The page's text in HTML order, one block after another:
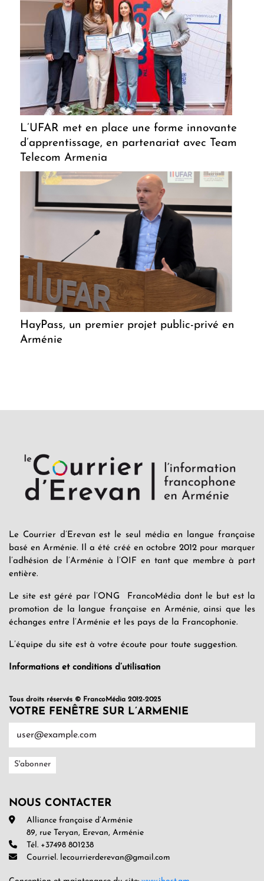
L’UFAR met en place une forme innovante
d’apprentissage, en partenariat avec Team
Telecom Armenia
HayPass, un premier projet public-privé en
Arménie
Le Courrier d’Erevan est le seul média en langue française
basé en Arménie. Il a été créé en octobre 2012 pour marquer
l’adhésion de l’Arménie à l’OIF en tant que membre à part
entière.
Le site est géré par l’ONG FrancoMédia dont le but est la
promotion de la langue française en Arménie, ainsi que les
échanges entre l’Arménie et les pays de la Francophonie.
L’équipe du site est à votre écoute pour toute suggestion.
Informations et conditions d’utilisation
Tous droits réservés © FrancoMédia 2012-2025
VOTRE FENÊTRE SUR L’ARMENIE
NOUS CONTACTER
Alliance française d’Arménie
89, rue Teryan, Erevan, Arménie
Tél. +37498 801238
Courriel. lecourrierderevan@gmail.com